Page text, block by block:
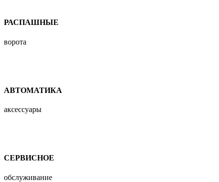
РАСПАШНЫЕ
ворота
АВТОМАТИКА
аксессуары
СЕРВИСНОЕ
обслуживание